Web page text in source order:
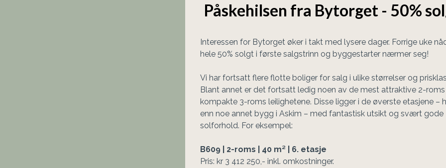
Påskehilsen fra Bytorget - 50%
Interessen for Bytorget øker i takt med lysere dager. Forrige uke
hele 50% solgt i første salgstrinn og byggestarter nærmer seg!
Vi har fortsatt flere flotte boliger for salg i ulike størrelser og
Blant annet er det fortsatt ledig noen av de mest attraktive 2-
kompakte 3-roms leilighetene. Disse ligger i de øverste etasjene –
enn noe annet bygg i Askim – med fantastisk utsikt og svært gode
solforhold. For eksempel:
B609 | 2-roms | 40 m² | 6. etasje